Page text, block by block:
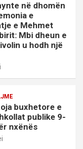
në dhomën
e
e Mehmet
Mbi dheun e
u hodh një
buxhetore e
publike 9-
nxënës